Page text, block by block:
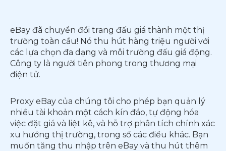
eBay đã chuyển đổi trang đấu giá thành một thị
trường toàn cầu! Nó thu hút hàng triệu người với
các lựa chọn đa dạng và môi trường đấu giá động.
Công ty là người tiên phong trong thương mại
điện tử.
Proxy eBay của chúng tôi cho phép bạn quản lý
nhiều tài khoản một cách kín đáo, tự động hóa
việc đặt giá và liệt kê, và hỗ trợ phân tích chính xác
xu hướng thị trường, trong số các điều khác. Bạn
muốn tăng thu nhập trên eBay và thu hút thêm